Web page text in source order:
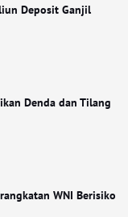
Deposit Ganjil
Denda dan Tilang
WNI Berisiko